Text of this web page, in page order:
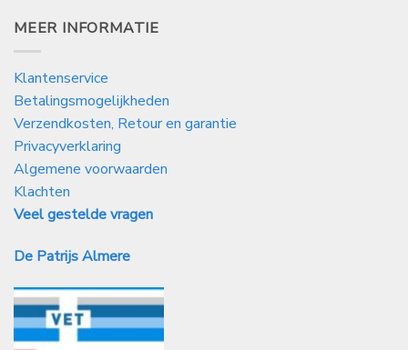
MEER INFORMATIE
Klantenservice
Betalingsmogelijkheden
Verzendkosten, Retour en garantie
Privacyverklaring
Algemene voorwaarden
Klachten
Veel gestelde vragen
De Patrijs Almere